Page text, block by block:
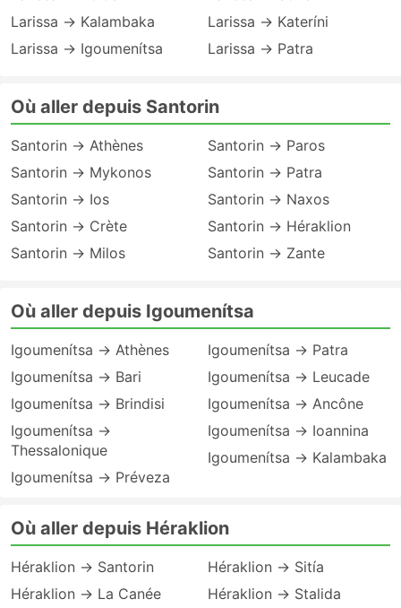
Larissa → Kalambaka
Larissa → Igoumenítsa
Larissa → Kateríni
Larissa → Patra
Où aller depuis Santorin
Santorin → Athènes
Santorin → Mykonos
Santorin → Ios
Santorin → Crète
Santorin → Milos
Santorin → Paros
Santorin → Patra
Santorin → Naxos
Santorin → Héraklion
Santorin → Zante
Où aller depuis Igoumenítsa
Igoumenítsa → Athènes
Igoumenítsa → Bari
Igoumenítsa → Brindisi
Igoumenítsa →
Thessalonique
Igoumenítsa → Préveza
Igoumenítsa → Patra
Igoumenítsa → Leucade
Igoumenítsa → Ancône
Igoumenítsa → Ioannina
Igoumenítsa → Kalambaka
Où aller depuis Héraklion
Héraklion → Santorin
Héraklion → La Canée
Héraklion → Sitía
Héraklion → Stalida